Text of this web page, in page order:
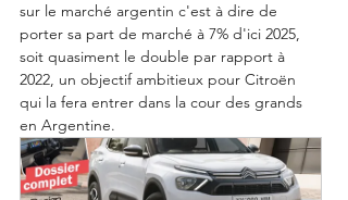
sur le marché argentin c'est à dire de
porter sa part de marché à 7% d'ici 2025,
soit quasiment le double par rapport à
2022, un objectif ambitieux pour Citroën
qui la fera entrer dans la cour des grands
en Argentine.